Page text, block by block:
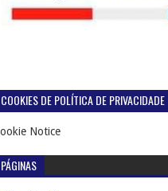
COOKIES DE POLÍTICA DE PRIVACIDADE
Notice
PÁGINAS